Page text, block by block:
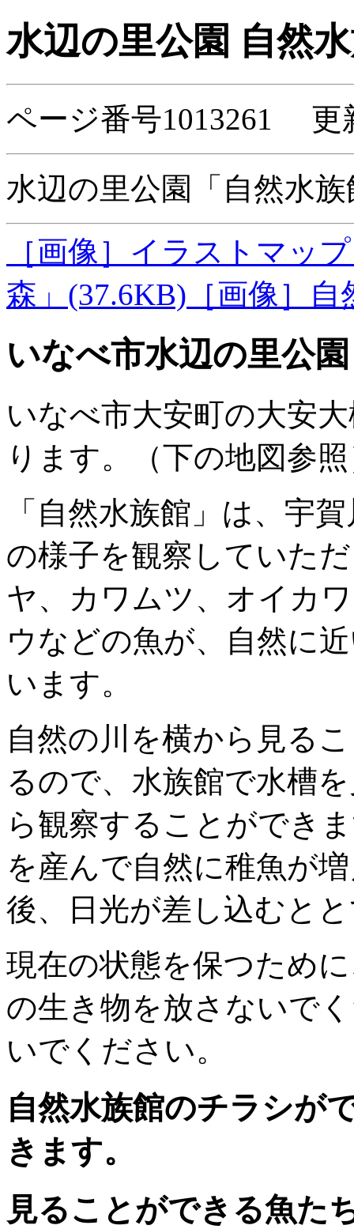
水辺の里公園 自然
ページ番号1013261 更
水辺の里公園「自然水
［画像］イラストマッ
森」(37.6KB) ［画像］
いなべ市水辺の里公
いなべ市大安町の大安
ります。（下の地図参
「自然水族館」は、宇
の様子を観察していた
ヤ、カワムツ、オイカ
ウなどの魚が、自然に
います。
自然の川を横から見る
るので、水族館で水槽
ら観察することができ
を産んで自然に稚魚が
後、日光が差し込むと
現在の状態を保つため
の生き物を放さないで
いでください。
自然水族館のチラシが
きます。
見ることができる魚た